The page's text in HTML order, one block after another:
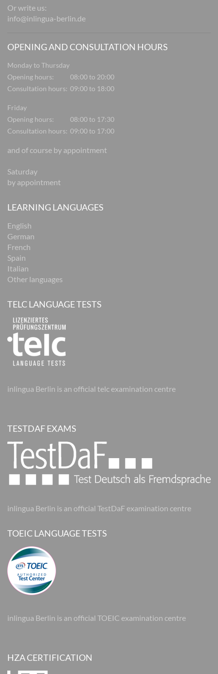
Or write us:
info@inlingua-berlin.de
OPENING AND CONSULTATION HOURS
Monday to Thursday
Opening hours:
08:00 to 20:00
Consultation hours: 09:00 to 18:00
Friday
Opening hours:
08:00 to 17:30
Consultation hours: 09:00 to 17:00
and of course by appointment
Saturday
by appointment
LEARNING LANGUAGES
English
German
French
Spain
Italian
Other languages
TELC LANGUAGE TESTS
inlingua Berlin is an official telc examination centre
TESTDAF EXAMS
inlingua Berlin is an official TestDaF examination centre
TOEIC LANGUAGE TESTS
inlingua Berlin is an official TOEIC examination centre
HZA CERTIFICATION